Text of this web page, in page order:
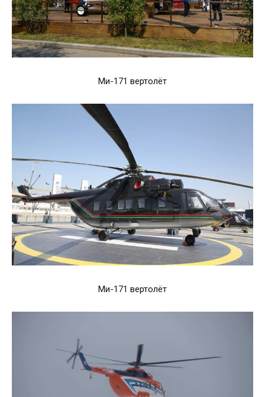
Ми-171 вертолёт
Ми-171 вертолёт